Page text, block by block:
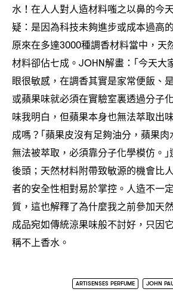
水 ！ 在人人對人造材料嗤之以鼻的今天
疑 ： 是因為科技未夠進步或成本過高
原來在多達3000種調香材料當中 ， 天
材料卻佔七成。 JOHN解畫 ： ｢今天大
眼很敏感 ， 在調香其實是家常便飯、
或蘋果味就必須在實驗室裏透過分子
味我明白 ， 但蘋果本身也無法萃取出
成嗎 ？ ｢蘋果皮沒有足夠油分 ， 蘋果肉
無法被萃取 ， 必須靠分子化學模仿。
後頭 ； 天然材料附帶致敏源的機會比
者的安全性相對易於掌控。人造不一
質 ， 這也解釋了為什麼我之前參加天
成品宛如傳統涼果味般不討好 ， 只因
稱不上香水。
ARTISENSES PERFUME JOHN